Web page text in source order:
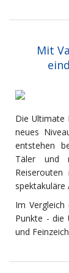
Mit
Die Ultimate
neues
entstehen
Täler und
spektakuläre
Im
Punkte - die
und